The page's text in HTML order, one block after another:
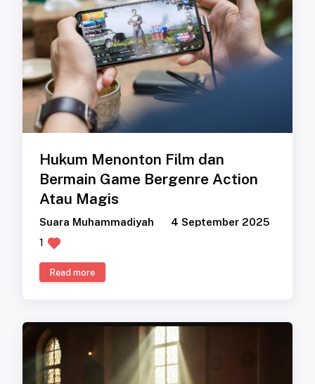
Hukum Menonton Film dan
Bermain Game Bergenre Action
Atau Magis
Suara Muhammadiyah
4 September 2025
1
Read more